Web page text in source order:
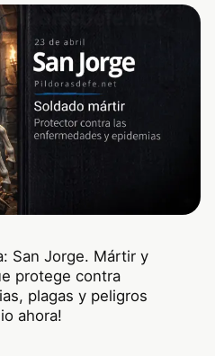
San Jorge. Mártir y
protege contra
plagas y peligros
ahora!